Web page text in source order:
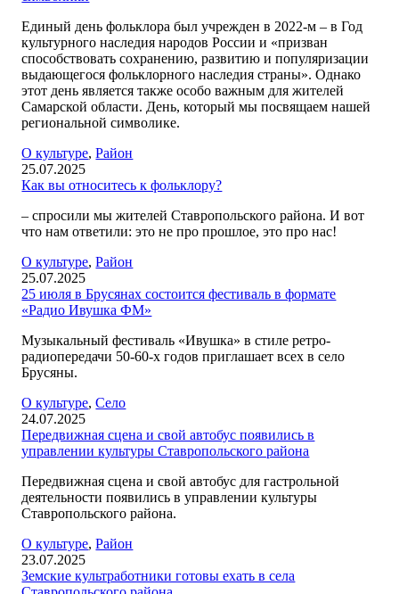
Единый день фольклора был учрежден в 2022-м – в Год
культурного наследия народов России и «призван
способствовать сохранению, развитию и популяризации
выдающегося фольклорного наследия страны». Однако
этот день является также особо важным для жителей
Самарской области. День, который мы посвящаем нашей
региональной символике.
О культуре,Район
25.07.2025
Как вы относитесь к фольклору?
– спросили мы жителей Ставропольского района. И вот
что нам ответили: это не про прошлое, это про нас!
О культуре,Район
25.07.2025
25 июля в Брусянах состоится фестиваль в формате
«Радио Ивушка ФМ»
Музыкальный фестиваль «Ивушка» в стиле ретро-
радиопередачи 50-60-х годов приглашает всех в село
Брусяны.
О культуре,Село
24.07.2025
Передвижная сцена и свой автобус появились в
управлении культуры Ставропольского района
Передвижная сцена и свой автобус для гастрольной
деятельности появились в управлении культуры
Ставропольского района.
О культуре,Район
23.07.2025
Земские культработники готовы ехать в села